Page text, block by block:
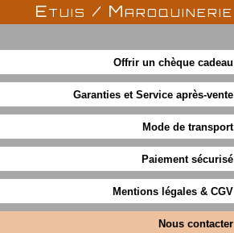
Etuis / Maroquinerie
Offrir un chèque cadeau
Garanties et Service après-vente
Mode de transport
Paiement sécurisé
Mentions légales & CGV
Nous contacter